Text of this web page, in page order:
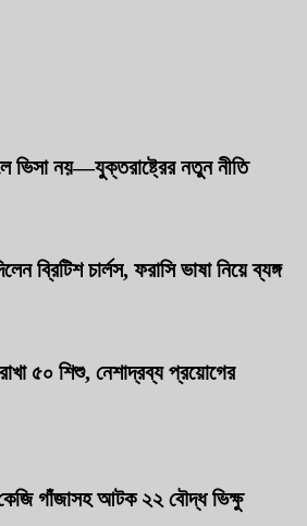
ভিসা নয়—যুক্তরাষ্ট্রের নতুন নীতি
ব্রিটিশ চার্লস, ফরাসি ভাষা নিয়ে ব্যঙ্গ
৫০ শিশু, নেশাদ্রব্য প্রয়োগের
গাঁজাসহ আটক ২২ বৌদ্ধ ভিক্ষু